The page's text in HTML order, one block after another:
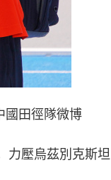
國田徑隊微博
壓烏茲別克斯坦